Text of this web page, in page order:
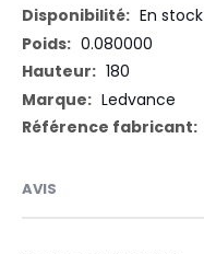
En stock
0.080000
180
Ledvance
AVIS